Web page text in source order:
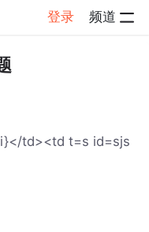
登录 频道
td><td t=s id=sjs